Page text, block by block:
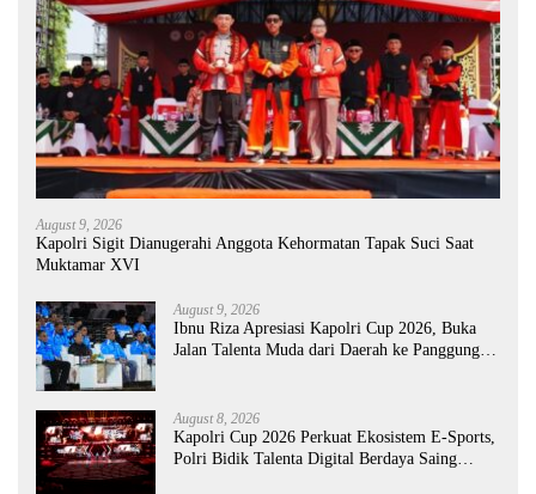
August 9, 2026
Kapolri Sigit Dianugerahi Anggota Kehormatan Tapak Suci Saat
Muktamar XVI
August 9, 2026
Ibnu Riza Apresiasi Kapolri Cup 2026, Buka
Jalan Talenta Muda dari Daerah ke Panggung
August 8, 2026
Kapolri Cup 2026 Perkuat Ekosistem E-Sports,
Polri Bidik Talenta Digital Berdaya Saing